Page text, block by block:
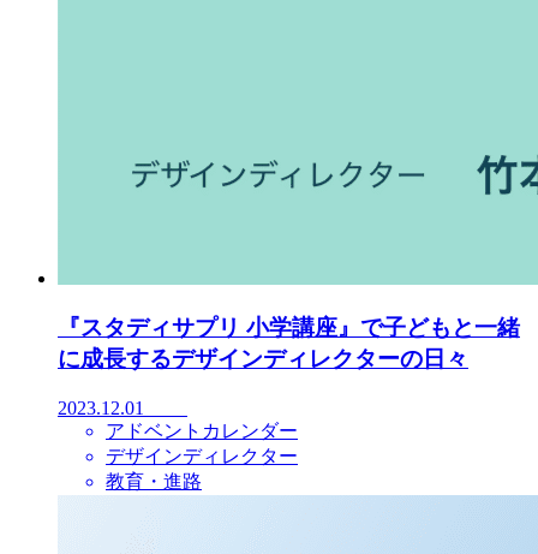
『スタディサプリ 小学講座』で子どもと一緒
に成長するデザインディレクターの日々
2023.12.01
アドベントカレンダー
デザインディレクター
教育・進路